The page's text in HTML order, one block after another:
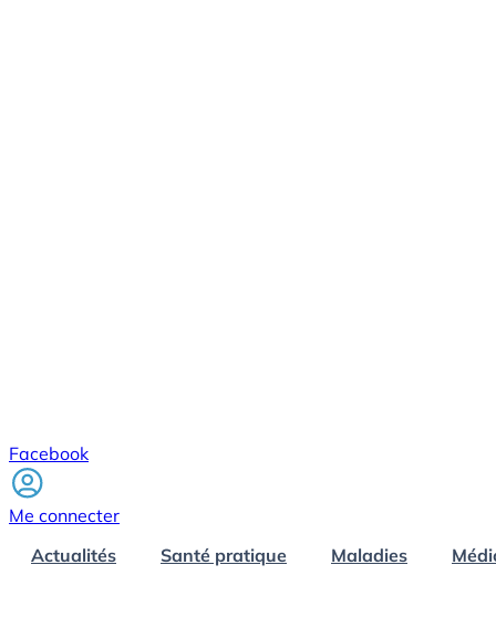
Facebook
Me connecter
Actualités
Santé pratique Maladies